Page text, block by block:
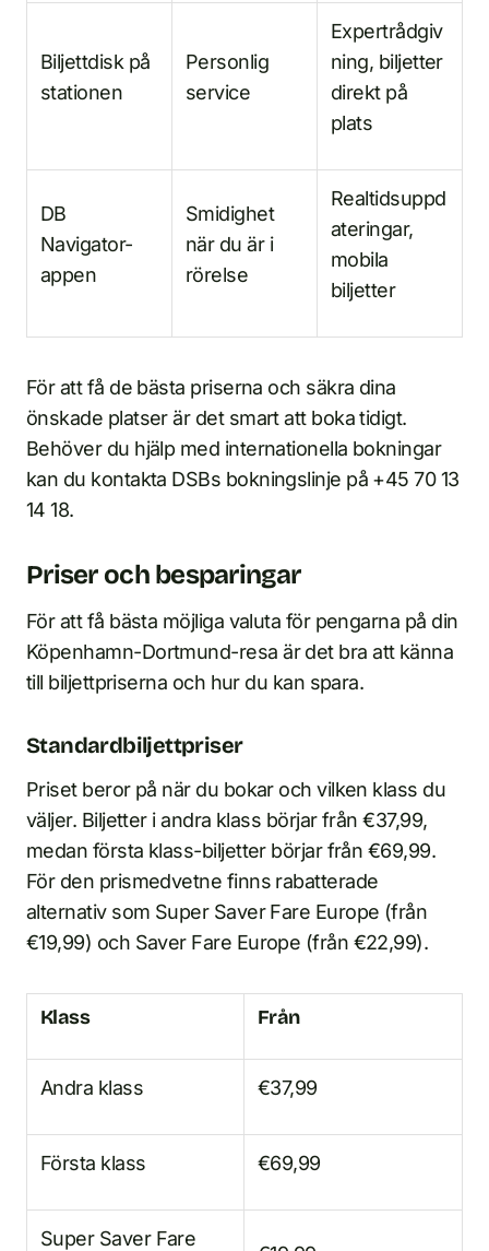
Biljettdisk på
stationen
Personlig
service
Expertrådgiv
ning, biljetter
direkt på
plats
DB
Navigator-
appen
Smidighet
när du är i
rörelse
Realtidsuppd
ateringar,
mobila
biljetter
För att få de bästa priserna och säkra dina
önskade platser är det smart att boka tidigt.
Behöver du hjälp med internationella bokningar
kan du kontakta DSBs bokningslinje på +45 70 13
14 18.
Priser och besparingar
För att få bästa möjliga valuta för pengarna på din
Köpenhamn-Dortmund-resa är det bra att känna
till biljettpriserna och hur du kan spara.
Standardbiljettpriser
Priset beror på när du bokar och vilken klass du
väljer. Biljetter i andra klass börjar från €37,99,
medan första klass-biljetter börjar från €69,99.
För den prismedvetne finns rabatterade
alternativ som Super Saver Fare Europe (från
€19,99) och Saver Fare Europe (från €22,99).
Klass Från
Andra klass €37,99
Första klass €69,99
Super Saver Fare